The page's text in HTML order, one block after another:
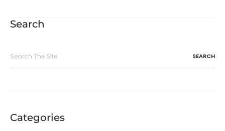
entradas
Search
Categories